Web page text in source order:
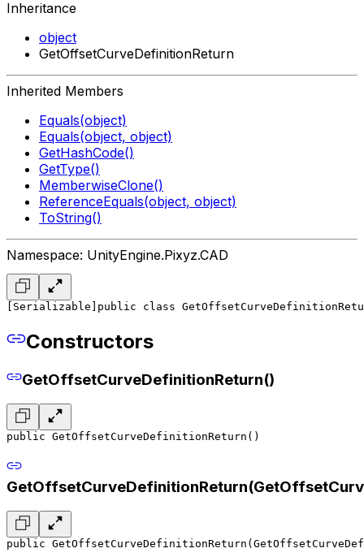
Inheritance
object
GetOffsetCurveDefinitionReturn
Inherited Members
Equals(object)
Equals(object, object)
GetHashCode()
GetType()
MemberwiseClone()
ReferenceEquals(object, object)
ToString()
Namespace: UnityEngine.Pixyz.CAD
[Serializable] public class
Constructors
GetOffsetCurveDefinitionReturn()
public GetOffsetCurveDefinitionReturn()
public